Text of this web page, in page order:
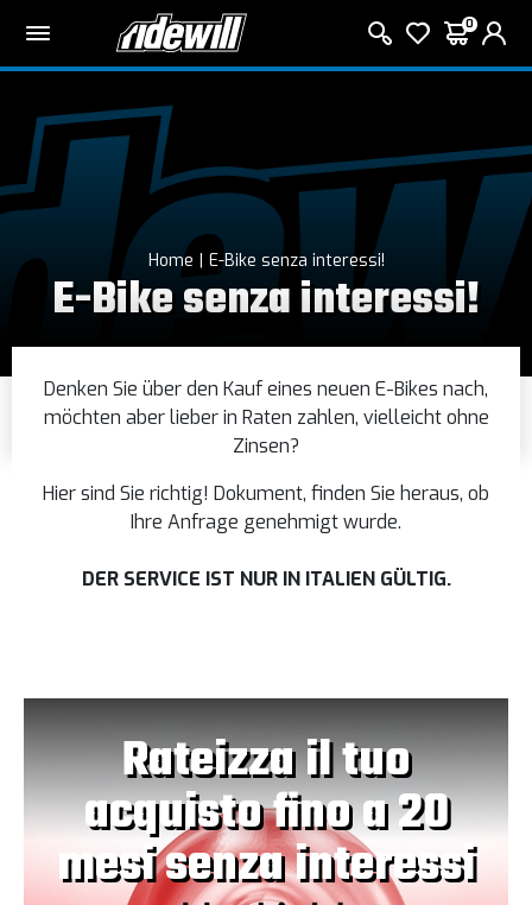
0
Home E-Bike senza interessi!
E-Bike senza interessi!
Denken Sie über den Kauf eines neuen E-Bikes nach,
möchten aber lieber in Raten zahlen, vielleicht ohne
Zinsen?
Hier sind Sie richtig! Dokument, finden Sie heraus, ob
Ihre Anfrage genehmigt wurde.
DER SERVICE IST NUR IN ITALIEN GÜLTIG.
Rateizza il tuo
acquisto fino a 20
mesi senza interessi